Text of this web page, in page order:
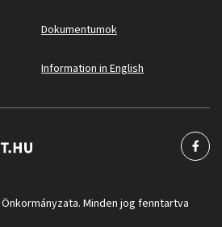
Dokumentumok
Information in English
Minden jog fenntartva